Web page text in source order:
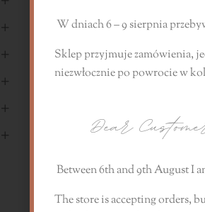
W dniach 6 – 9 sierpnia
Sklep przyjmuje zamówienia,
niezwłoczniepo powrociew
Dear
Between 6th and 9th August I
The store is accepting orders,